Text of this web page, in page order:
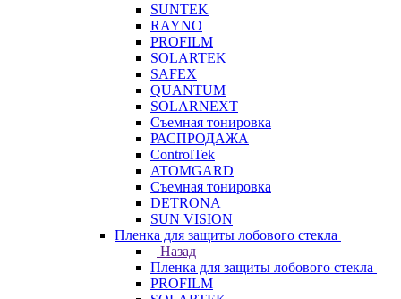
SUNTEK
RAYNO
PROFILM
SOLARTEK
SAFEX
QUANTUM
SOLARNEXT
Съемная тонировка
РАСПРОДАЖА
ControlTek
ATOMGARD
Съемная тонировка
DETRONA
SUN VISION
Пленка для защиты лобового стекла
Назад
Пленка для защиты лобового стекла
PROFILM